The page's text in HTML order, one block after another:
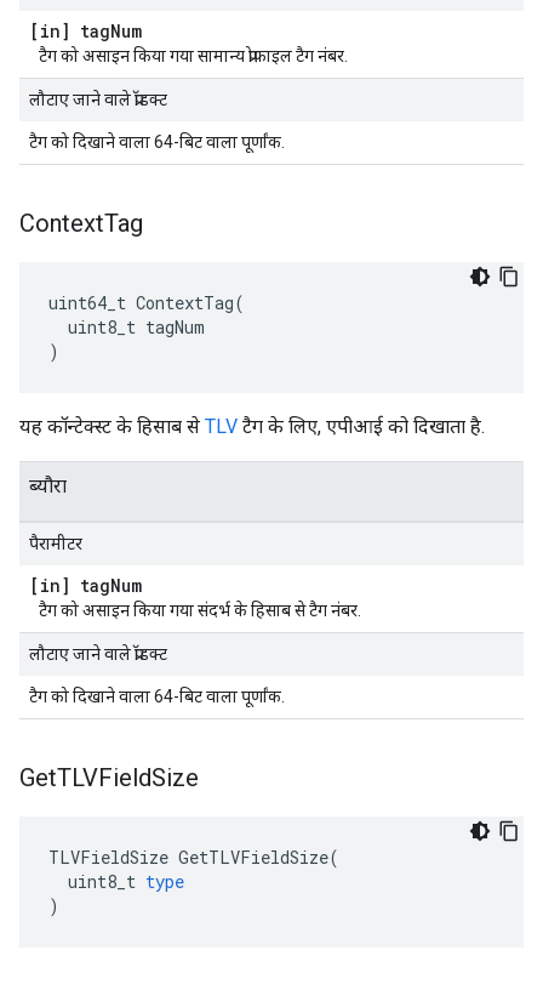
[in] tagNum
टैग को असाइन किया गया सामान्य प्रोफ़ाइल टैग नंबर.
लौटाए जाने वाले प्रॉडक्ट
टैग को दिखाने वाला 64-बिट वाला पूर्णांक.
ContextTag
uint64_t ContextTag(
  uint8_t tagNum
)
यह कॉन्टेक्स्ट के हिसाब से TLV टैग के लिए, एपीआई को दिखाता है.
ब्यौरा
पैरामीटर
[in] tagNum
टैग को असाइन किया गया संदर्भ के हिसाब से टैग नंबर.
लौटाए जाने वाले प्रॉडक्ट
टैग को दिखाने वाला 64-बिट वाला पूर्णांक.
GetTLVFieldSize
TLVFieldSize GetTLVFieldSize(
uint8_t type
)